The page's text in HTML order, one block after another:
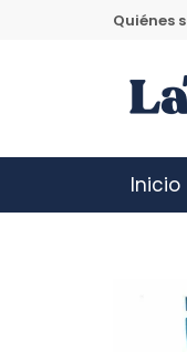
Quiénes
Inicio